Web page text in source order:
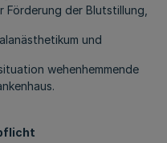
der Blutstillung,
und
wehenhemmende